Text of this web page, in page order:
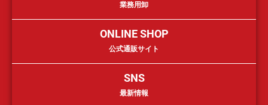
業務用卸
ONLINE SHOP
公式通販サイト
SNS
最新情報